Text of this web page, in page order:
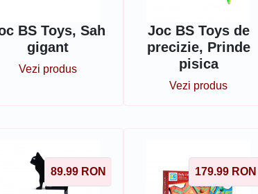
BS Toys, Sah
gigant
Vezi produs
Joc BS Toys de
precizie, Prinde
pisica
Vezi produs
89.99 RON 179.99 RON